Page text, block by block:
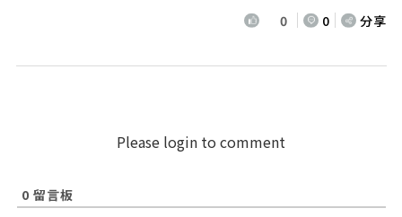
0 0 分享
Please login to comment
0 留言板